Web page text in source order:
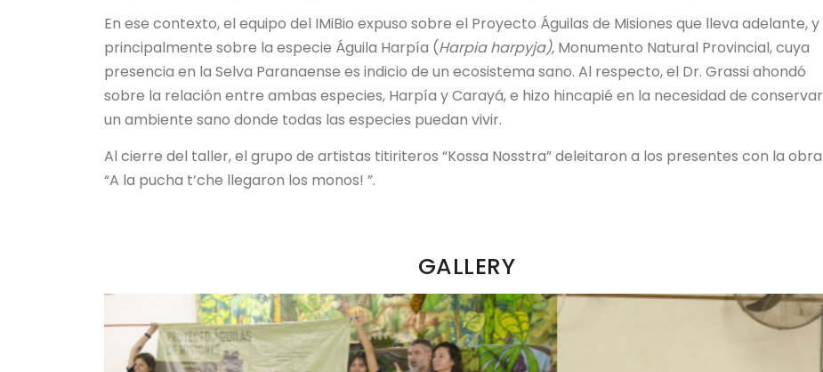
En ese contexto, el equipo del IMiBio expuso sobre el Proyecto Águilas de Misiones que lleva adelante, y
principalmente sobre la especie Águila Harpía (Harpia harpyja), Monumento Natural Provincial, cuya
presencia en la Selva Paranaense es indicio de un ecosistema sano. Al respecto, el Dr. Grassi ahondó
sobre la relación entre ambas especies, Harpía y Carayá, e hizo hincapié en la necesidad de conservar
un ambiente sano donde todas las especies puedan vivir.
Al cierre del taller, el grupo de artistas titiriteros “Kossa Nosstra” deleitaron a los presentes con la obra
“A la pucha t’che llegaron los monos! ”.
GALLERY